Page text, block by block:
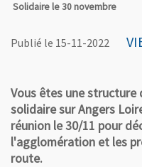
Solidaire le 30 novembre
Publié le 15-11-2022
Vous êtes une structure
solidaire sur Angers
réunion le 30/11 pour
l'agglomération et les
route.